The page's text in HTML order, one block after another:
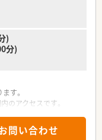
給も年1回ありますので、
す。
。
)
)
す。
アクセスです。
対応する予定です。
問い合わせ